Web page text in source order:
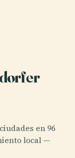
en 96
local —